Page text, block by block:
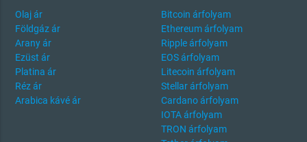
Olaj ár
Földgáz ár
Arany ár
Ezüst ár
Platina ár
Réz ár
Arabica kávé ár
Bitcoin árfolyam
Ethereum árfolyam
Ripple árfolyam
EOS árfolyam
Litecoin árfolyam
Stellar árfolyam
Cardano árfolyam
IOTA árfolyam
TRON árfolyam